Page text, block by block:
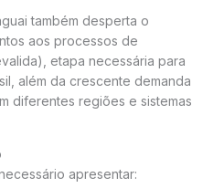
também desperta o
aos processos de
etapa necessária para
além da crescente demanda
diferentes regiões e sistemas
apresentar: